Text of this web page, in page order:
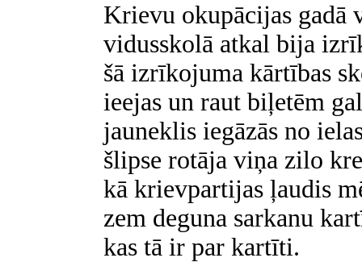
Krievu okupācijas gadā
vidusskolā atkal bija
šā izrīkojuma kārtības
ieejas un raut biļetēm
jauneklis iegāzās no
šlipse rotāja viņa zilo
kā krievpartijas ļaudis
zem deguna sarkanu
kas tā ir par kartīti.